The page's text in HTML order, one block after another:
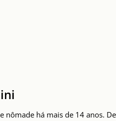
nômade há mais de 14 anos.